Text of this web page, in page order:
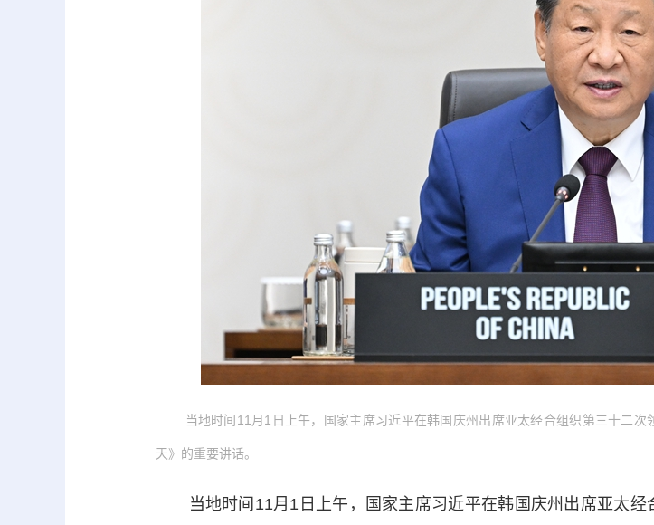
当地时间11月1日上午，国家主席习近平在韩国庆州出席亚太经合组织第三十二
天》的重要讲话。
当地时间11月1日上午，国家主席习近平在韩国庆州出席亚太经